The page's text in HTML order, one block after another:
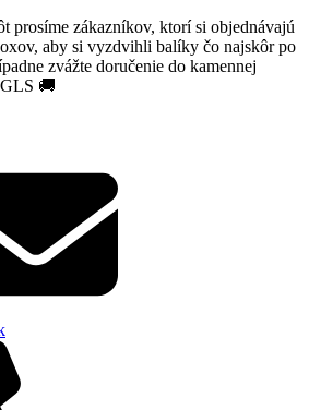
prosíme zákazníkov, ktorí si objednávajú
aby si vyzdvihli balíky čo najskôr po
zvážte doručenie do kamennej
🚚